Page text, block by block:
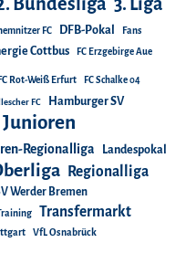
FC DFB-Pokal Fans
Cottbus FC Erzgebirge Aue
FC Rot-Weiß Erfurt FC Schalke 04
FC Hamburger SV
Junioren
Regionalliga
Landespokal
Regionalliga
Werder Bremen
Transfermarkt
VfL Osnabrück